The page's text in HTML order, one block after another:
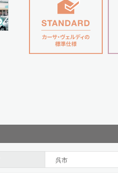
荘山田小学校/徒歩8分
呉市